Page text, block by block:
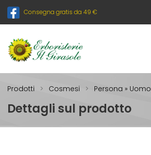
Consegna gratis da 49 €
Prodotti Cosmesi Persona » Uomo
Dettagli sul prodotto